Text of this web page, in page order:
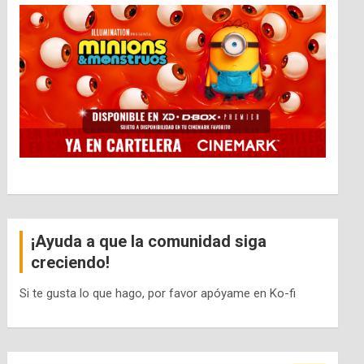
¡Ayuda a que la comunidad siga
creciendo!
Si te gusta lo que hago, por favor apóyame en Ko-fi